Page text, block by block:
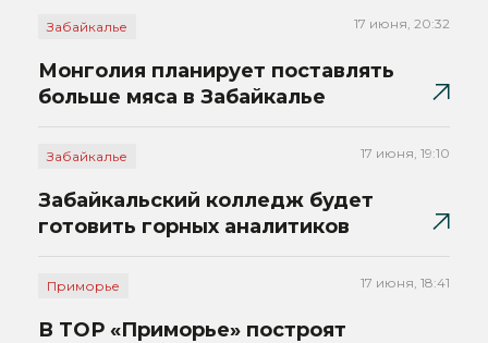
Забайкалье 17 июня, 20:32
Монголия планирует поставлять
больше мяса в Забайкалье
Забайкалье 17 июня, 19:10
Забайкальский колледж будет
готовить горных аналитиков
Приморье 17 июня, 18:41
В ТОР «Приморье» построят